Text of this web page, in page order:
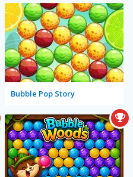
Bubble Pop Story